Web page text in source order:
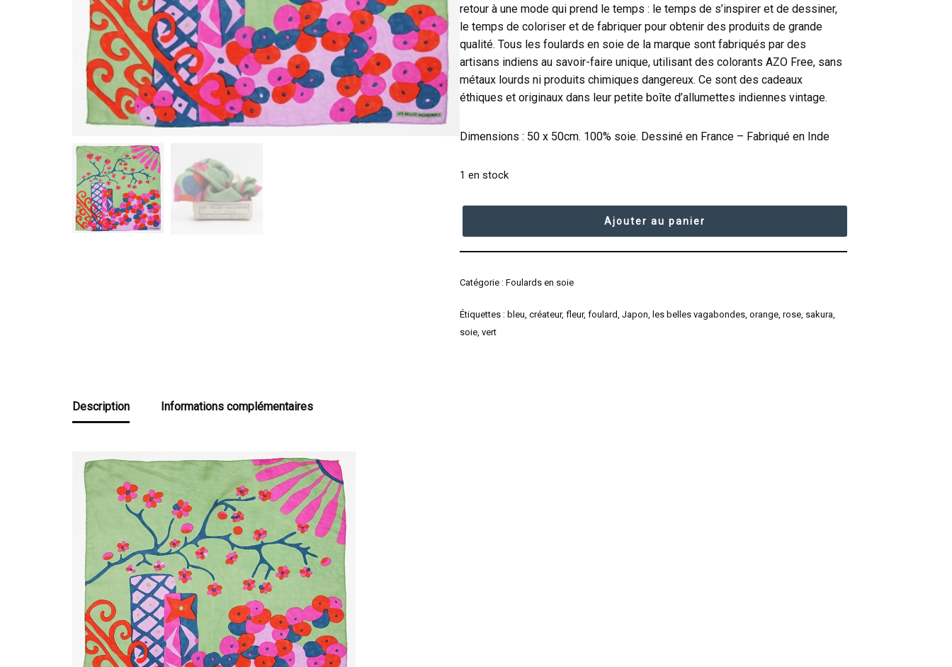
retour à une mode qui prend le temps : le temps de s’inspirer et de dessiner,
le temps de coloriser et de fabriquer pour obtenir des produits de grande
qualité. Tous les foulards en soie de la marque sont fabriqués par des
artisans indiens au savoir-faire unique, utilisant des colorants AZO Free, sans
métaux lourds ni produits chimiques dangereux. Ce sont des cadeaux
éthiques et originaux dans leur petite boîte d’allumettes indiennes vintage.
Dimensions : 50 x 50cm. 100% soie. Dessiné en France – Fabriqué en Inde
1 en stock
Ajouter au panier
Catégorie :Foulards en soie
Étiquettes : bleu,créateur,fleur,foulard,Japon, les belles vagabondes,orange,rose, sakura,
soie,vert
Description Informations complémentaires